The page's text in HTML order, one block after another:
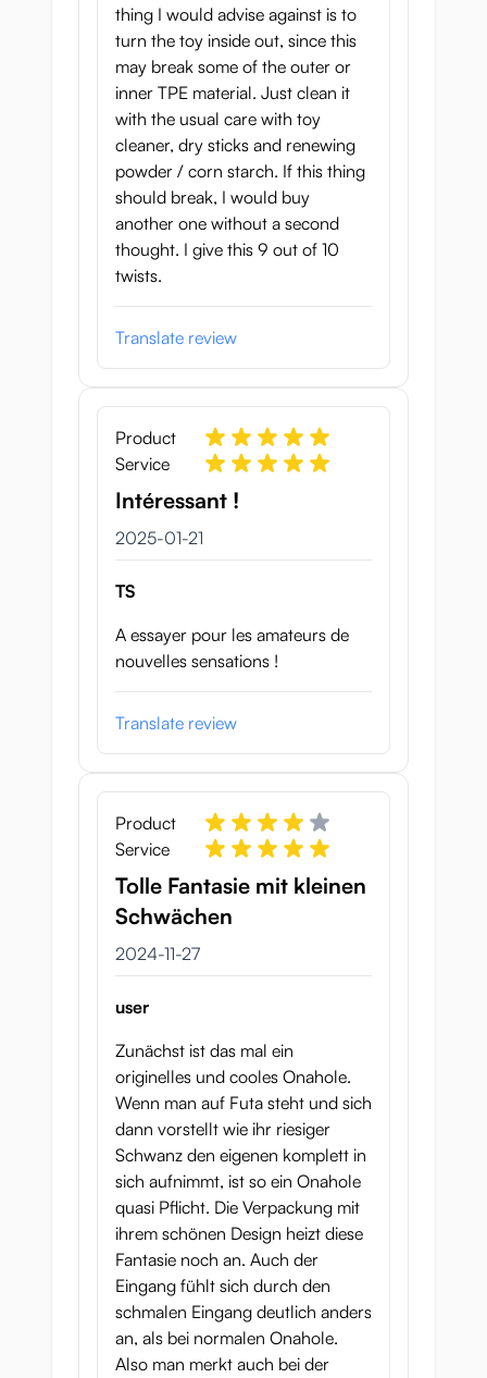
thing I would advise against is to
turn the toy inside out, since this
may break some of the outer or
inner TPE material. Just clean it
with the usual care with toy
cleaner, dry sticks and renewing
powder / corn starch. If this thing
should break, I would buy
another one without a second
thought. I give this 9 out of 10
twists.
Translate review
Product
Service
Intéressant !
21 januari 2025
2025-01-21
TS
A essayer pour les amateurs de
nouvelles sensations !
Translate review
Product
Service
Tolle Fantasie mit kleinen
Schwächen
27 november 2024
2024-11-27
user
Zunächst ist das mal ein
originelles und cooles Onahole.
Wenn man auf Futa steht und sich
dann vorstellt wie ihr riesiger
Schwanz den eigenen komplett in
sich aufnimmt, ist so ein Onahole
quasi Pflicht. Die Verpackung mit
ihrem schönen Design heizt diese
Fantasie noch an. Auch der
Eingang fühlt sich durch den
schmalen Eingang deutlich anders
an, als bei normalen Onahole.
Also man merkt auch bei der